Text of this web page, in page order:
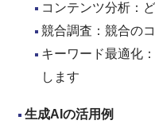
コンテンツ分析：
競合調査：競合の
キーワード最適化
します
生成AI の活用例